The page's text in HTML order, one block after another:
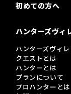
初めての方へ
ハンターズヴィ
ハンターズヴィ
クエストとは
ハンターとは
プランについて
プロハンターとは